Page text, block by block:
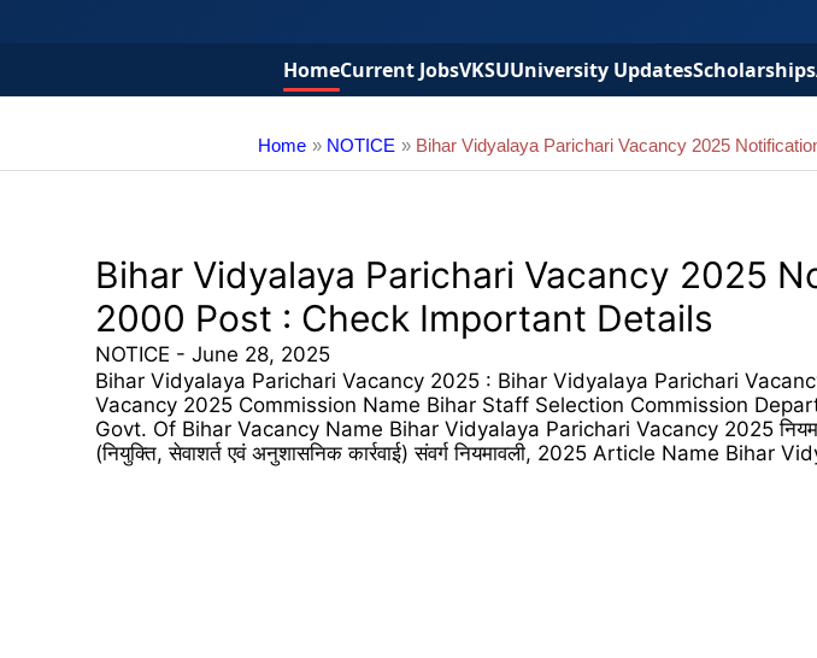
HomeCurrent JobsVKSUUniversity UpdatesScholarships
Home NOTICE Bihar Vidyalaya Parichari Vacancy 2025
Bihar Vidyalaya Parichari Vacancy 2025
2000 Post : Check Important Details
NOTICE -June 28, 2025
Bihar Vidyalaya Parichari Vacancy 2025 : Bihar Vidyalaya Parichari
Vacancy 2025 Commission Name Bihar Staff Selection Commission
Govt. Of Bihar Vacancy Name Bihar Vidyalaya Parichari Vacancy 2025 नियमवाली
(नियुक्ति, सेवाशर्त एवं अनुशासनिक कार्रवाई) संवर्ग नियमावली, 2025 Article Name Bihar